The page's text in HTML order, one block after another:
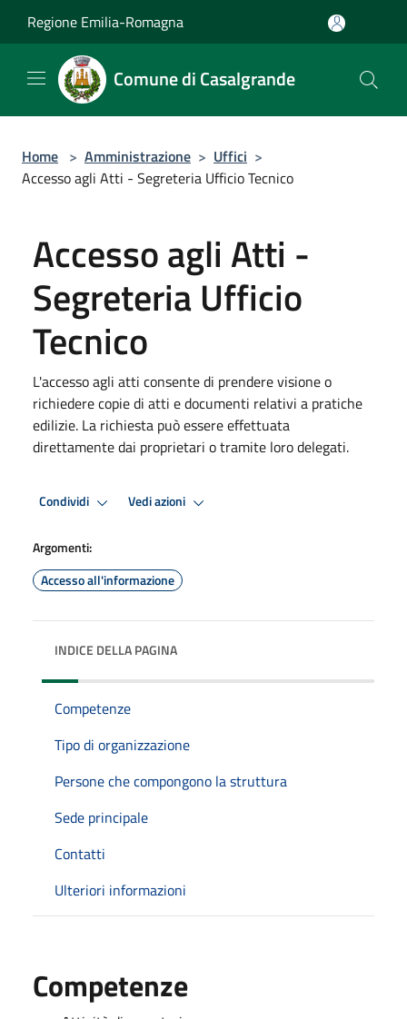
Regione Emilia-Romagna
Comune di Casalgrande
Home > Amministrazione > Uffici >
Accesso agli Atti - Segreteria Ufficio Tecnico
Accesso agli Atti -
Segreteria Ufficio
Tecnico
L'accesso agli atti consente di prendere visione o
richiedere copie di atti e documenti relativi a pratiche
edilizie. La richiesta può essere effettuata
direttamente dai proprietari o tramite loro delegati.
Condividi Vedi azioni
Argomenti:
Accesso all'informazione
INDICE DELLA PAGINA
Competenze
Tipo di organizzazione
Persone che compongono la struttura
Sede principale
Contatti
Ulteriori informazioni
Competenze